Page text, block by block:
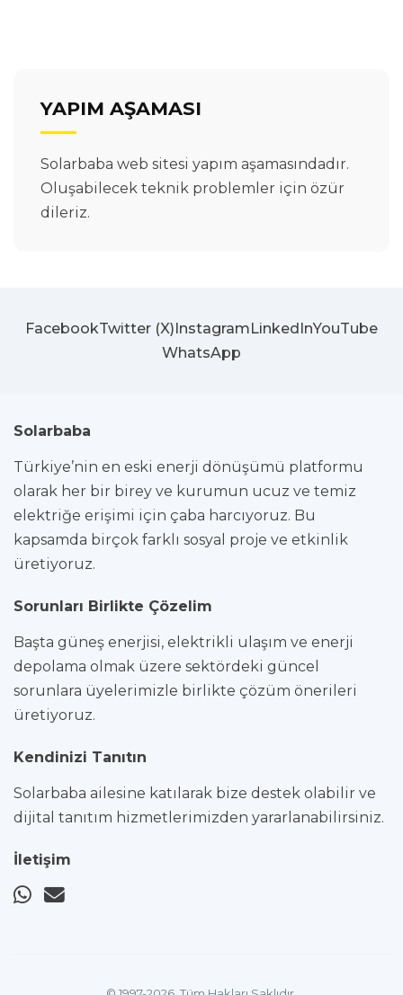
YAPIM AŞAMASI
Solarbaba web sitesi yapım aşamasındadır.
Oluşabilecek teknik problemler için özür
dileriz.
FacebookTwitter (X) Instagram LinkedInYouTube
WhatsApp
Solarbaba
Türkiye’nin en eski enerji dönüşümü platformu
olarak her bir birey ve kurumun ucuz ve temiz
elektriğe erişimi için çaba harcıyoruz. Bu
kapsamda birçok farklı sosyal proje ve etkinlik
üretiyoruz.
Sorunları Birlikte Çözelim
Başta güneş enerjisi, elektrikli ulaşım ve enerji
depolama olmak üzere sektördeki güncel
sorunlara üyelerimizle birlikte çözüm önerileri
üretiyoruz.
Kendinizi Tanıtın
Solarbaba ailesine katılarak bize destek olabilir ve
dijital tanıtım hizmetlerimizden yararlanabilirsiniz.
İletişim